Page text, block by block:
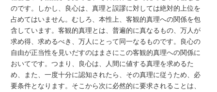
のです。しかし、良心は、真理と誤謬に対しては絶対的上位を
占めてはいません。むしろ、本性上、客観的真理への関係を包
含しています。客観的真理とは、普遍的に真なるもの、万人が
求め得、求めるべき、万人にとって同一なるものです。良心の
自由が正当性を見いだすのはまさにこの客観的真理への関係に
おいてです。つまり、良心は、人間に値する真理を求めるた
め、また、一度十分に認知されたら、その真理に従うため、必
要条件となります。そこから次に必然的に要求されることは、